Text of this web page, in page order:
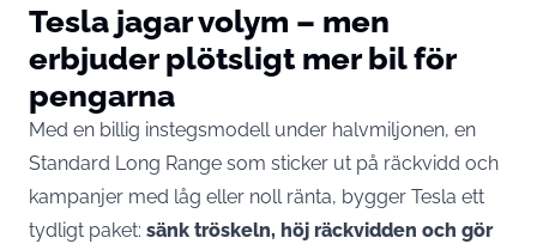
Tesla jagar volym – men
erbjuder plötsligt mer bil för
pengarna
Med en billig instegsmodell under halvmiljonen, en
Standard Long Range som sticker ut på räckvidd och
kampanjer med låg eller noll ränta, bygger Tesla ett
tydligt paket: sänk tröskeln, höj räckvidden och gör